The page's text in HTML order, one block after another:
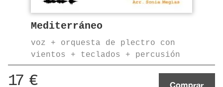
Mediterráneo
voz + orquesta de plectro con
vientos + teclados + percusión
17 € Comprar